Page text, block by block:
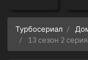
Турбосериал
13 сезон 2 серия